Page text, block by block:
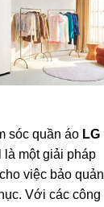
sóc quần áo LG
là một giải pháp
việc bảo quản
Với các công